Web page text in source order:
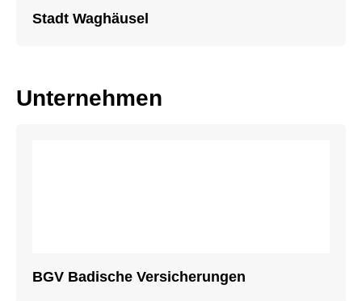
Stadt Waghäusel
Unternehmen
BGV Badische Versicherungen